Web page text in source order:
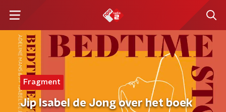
Fragment
Jip Isabel de Jong over het boek